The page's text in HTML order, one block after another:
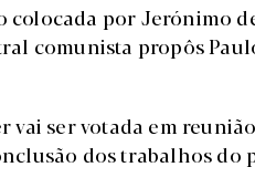
colocada por Jerónimo
comunista propôs
vai ser votada em
dos trabalhos